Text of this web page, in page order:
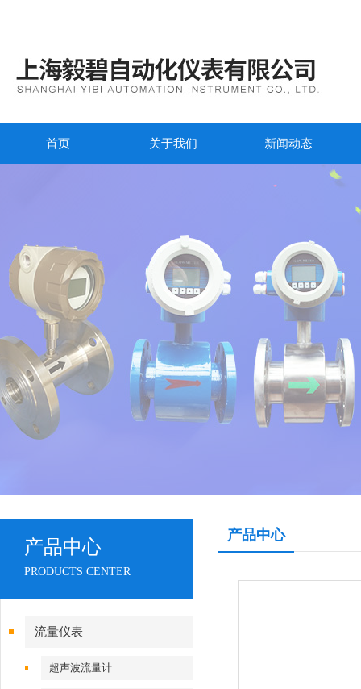
首页 关于我们 新闻动态
产品中心
PRODUCTS CENTER
流量仪表
超声波流量计
产品中心